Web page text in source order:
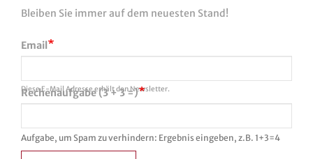
Email
Diese E-Mail Adresse erhält den Newsletter.
Bleiben Sie immer auf dem neuesten Stand!
Rechenaufgabe (3 + 3 =)
Aufgabe, um Spam zu verhindern: Ergebnis eingeben, z.B. 1+3=4